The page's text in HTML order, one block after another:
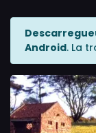
Android. La